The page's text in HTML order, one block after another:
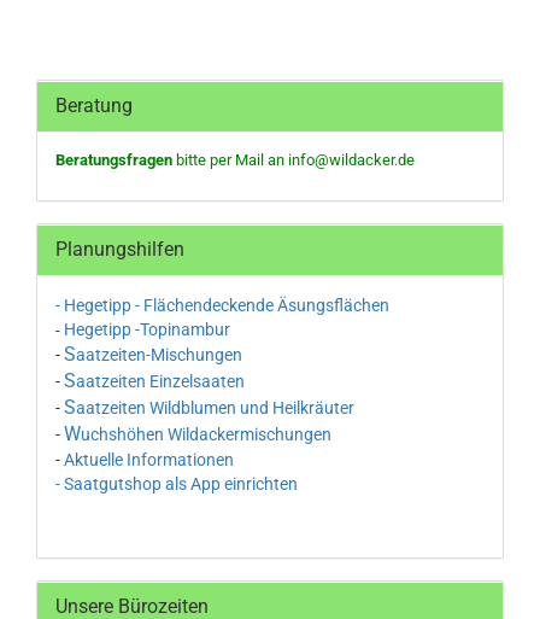
Beratung
Beratungsfragen bitte per Mail an info@wildacker.de
Planungshilfen
- Hegetipp - Flächendeckende Äsungsflächen
- Hegetipp -Topinambur
-Saatzeiten-Mischungen
-Saatzeiten Einzelsaaten
-Saatzeiten Wildblumen und Heilkräuter
-Wuchshöhen Wildackermischungen
-Aktuelle Informationen
- Saatgutshop als App einrichten
Unsere Bürozeiten